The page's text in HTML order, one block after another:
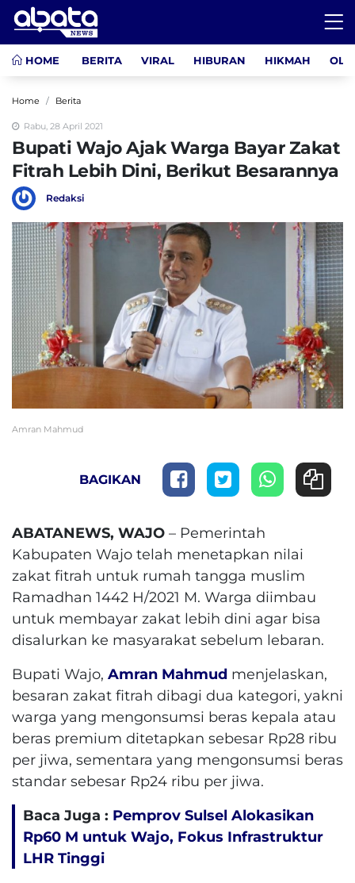
HOME BERITA VIRAL HIBURAN HIKMAH
Home Berita
Rabu, 28 April 2021
Bupati Wajo Ajak Warga Bayar Zakat
Fitrah Lebih Dini, Berikut Besarannya
Redaksi
Amran Mahmud
BAGIKAN
ABATANEWS, WAJO – Pemerintah
Kabupaten Wajo telah menetapkan nilai
zakat fitrah untuk rumah tangga muslim
Ramadhan 1442 H/2021 M. Warga diimbau
untuk membayar zakat lebih dini agar bisa
disalurkan ke masyarakat sebelum lebaran.
Bupati Wajo, Amran Mahmud menjelaskan,
besaran zakat fitrah dibagi dua kategori, yakni
warga yang mengonsumsi beras kepala atau
beras premium ditetapkan sebesar Rp28 ribu
per jiwa, sementara yang mengonsumsi beras
standar sebesar Rp24 ribu per jiwa.
Baca Juga : Pemprov Sulsel Alokasikan
Rp60 M untuk Wajo, Fokus Infrastruktur
LHR Tinggi